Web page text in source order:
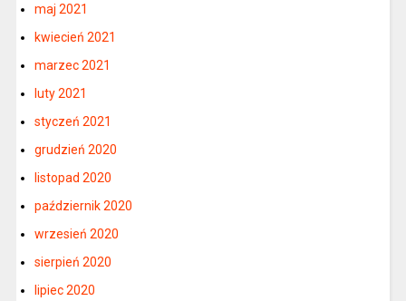
maj 2021
kwiecień 2021
marzec 2021
luty 2021
styczeń 2021
grudzień 2020
listopad 2020
październik 2020
wrzesień 2020
sierpień 2020
lipiec 2020